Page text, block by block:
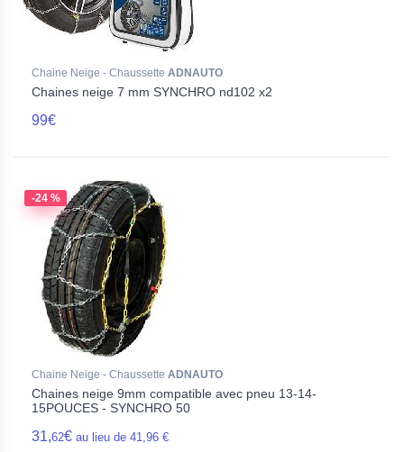
Chaine Neige - Chaussette ADNAUTO
Chaines neige 7 mm SYNCHRO nd102 x2
99€
-24 %
Chaine Neige - Chaussette ADNAUTO
Chaines neige 9mm compatible avec pneu 13-14-
15POUCES - SYNCHRO 50
31,62€ au lieu de 41,96 €